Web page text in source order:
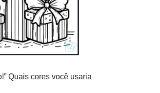
Quais cores você usaria